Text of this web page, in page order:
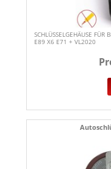
SCHLÜSSELGEHÄUSE
E89 X6 E71 + VL2020